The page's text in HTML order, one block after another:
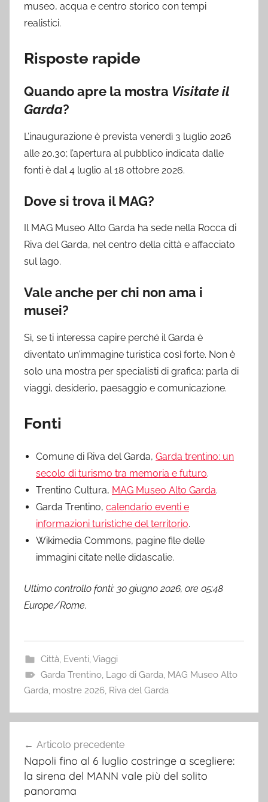
museo, acqua e centro storico con tempi
realistici.
Risposte rapide
Quando apre la mostra Visitate il
Garda?
L’inaugurazione è prevista venerdì 3 luglio 2026
alle 20.30; l’apertura al pubblico indicata dalle
fonti è dal 4 luglio al 18 ottobre 2026.
Dove si trova il MAG?
Il MAG Museo Alto Garda ha sede nella Rocca di
Riva del Garda, nel centro della città e affacciato
sul lago.
Vale anche per chi non ama i
musei?
Sì, se ti interessa capire perché il Garda è
diventato un’immagine turistica così forte. Non è
solo una mostra per specialisti di grafica: parla di
viaggi, desiderio, paesaggio e comunicazione.
Fonti
Comune di Riva del Garda, Garda trentino: un
secolo di turismo tra memoria e futuro.
Trentino Cultura, MAG Museo Alto Garda.
Garda Trentino, calendario eventi e
informazioni turistiche del territorio.
Wikimedia Commons, pagine file delle
immagini citate nelle didascalie.
Ultimo controllo fonti: 30 giugno 2026, ore 05:48
Europe/Rome.
Città Eventi Viaggi
Garda Trentino, Lago di Garda MAG Museo Alto
Garda mostre 2026 Riva del Garda
articoli
Articolo precedente
Napoli fino al 6 luglio costringe a scegliere:
la sirena del MANN vale più del solito
panorama